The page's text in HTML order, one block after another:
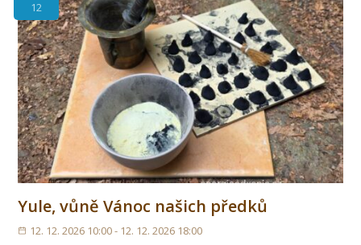
12
Yule, vůně Vánoc našich předků
12. 12. 2026 10:00 - 12. 12. 2026 18:00